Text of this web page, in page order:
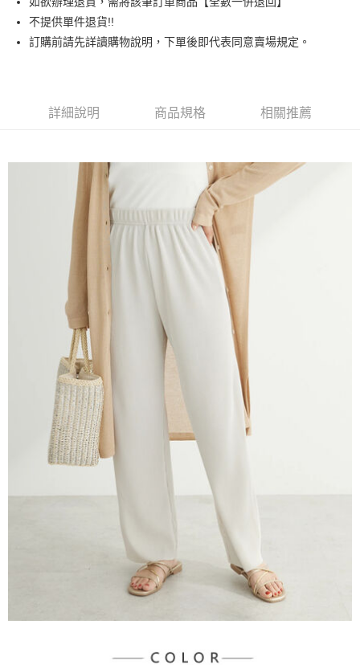
聯邦商業銀行
遠東國際商業銀行
元大商業銀行
玉山商業銀行
星展（台灣）商業銀行
悠遊付
相關說明
【大哥付你分期使用說明】
流程，驗證手機門號後，選擇欲分期的期數、繳款截止日，確認付款後即完
3.實際核准額度、可分期數及費用金額請依後續交易確認頁面所載為準。
4.訂單成立30分鐘內，如未前往確認交易或遇審核未通過，訂單將自動取
消。如遇「轉專審核」未通過狀況，表示未達大哥付你分期系統評分，恕無
法說明評估內容。
【繳款方式說明】
1.分期款項不併入電信帳單，「大哥付你分期」於每月結算日後寄送繳費提
2.透過簡訊連結打開帳單後，可選擇「超商條碼／台灣大直營門市／銀行轉
帳／街口支付／iPASS MONEY」等通路繳費。
【注意事項】
1.本服務係由「台灣大哥大股份有限公司」（以下簡稱本公司）所提供，讓
用戶於交易時，得透過本服務購買商品或服務，並由商店將買賣／分期付款
買賣價金債權讓與本公司後，依約使用本公司帳單繳交帳款。
2.基於同意付款使用「大哥付你分期」之契約關係目的，商店將以您的個人
資料（包含姓名、電話或地址）提供予台灣大哥大進項蒐集、處理及利用，
由本公司與您本人進行分期帳單所需資料之確認、核對及更正。
3.完整用戶服務條款，請詳閱以下連結：https://oppay.tw/userRule
【關於「AFTEE先享後付」】
AFTEE先享後付是「在收到商品之後才付款」的支付方式。 讓您購物簡單
便利好安心！
１．簡單：不需註冊會員、不需綁卡、不需儲值。
２．便利：只要手機號碼，簡訊認證，即可結帳。
３．安心：先確認商品／服務後，再付款。
【「AFTEE先享後付」結帳流程】
１．於結帳方式選擇「AFTEE先享後付」後，將跳轉至「AFTEE先享後付」
結帳頁面，進行簡訊認證並確認金額後，即可完成結帳。
２．訂單成立數日內，您將收到繳費通知簡訊。
３．收到繳費通知簡訊後14天內，點擊此簡訊中的連結，可透過四大超商／
ATM／網路銀行／等多元方式進行付款，方視為交易完成。
※ 請注意：結帳手續完成當下不需立刻繳費，但若您需要取消訂單，請聯絡
購買商品的店家。未經商家同意取消之訂單仍視為有效，需透過AFTEE先享
後付繳納相關費用。
※ 交易是否成功請以「AFTEE先享後付 」之結帳頁面顯示為準，若有關於
是否繳費成功／繳費後需取消欲退款等相關疑問，請聯繫「AFTEE先享後付
客戶支援中心」https://netprotections.freshdesk.com/support/home
【注意事項】
１．透過由恩沛科技股份有限公司提供之「AFTEE先享後付」服務完成之交
易，需依本服務之必要範圍內提供個人資料，並將交易相關給付款項請求債
２．關於個人資料處理事宜，請瀏覽以下網址：
https://aftee.tw/terms/#terms3
３．未成年的使用者請事先徵得法定代理人或監護人之同意方可使用
「AFTEE先享後付」，若未經同意申辦者引起之損失，本公司不負相關責
４．使用「AFTEE先享後付」時，將依據個別帳號之用戶狀況，依本公司即
時審查核予不同之上限額度；若仍有額度不足之情形，本公司將視審查結果
請求用戶進行身份認證。
每筆NT$60，滿NT$1,500(含以上)免運費
全家純取貨
每筆NT$60，滿NT$1,500(含以上)免運費
萊爾富取貨付款
每筆NT$60，滿NT$1,500(含以上)免運費
萊爾富純取貨
每筆NT$60，滿NT$1,500(含以上)免運費
7-11取貨付款
每筆NT$60，滿NT$1,500(含以上)免運費
每筆NT$90，滿NT$1,500(含以上)免運費
不提供單件退貨!!
訂購前請先詳讀購物說明，下單後即代表同意賣場規定。
詳細說明 商品規格 相關推薦